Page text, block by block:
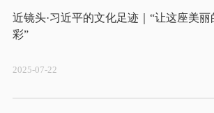
近镜头·习近平的文化足迹｜“让这座美
彩”
2025-07-22